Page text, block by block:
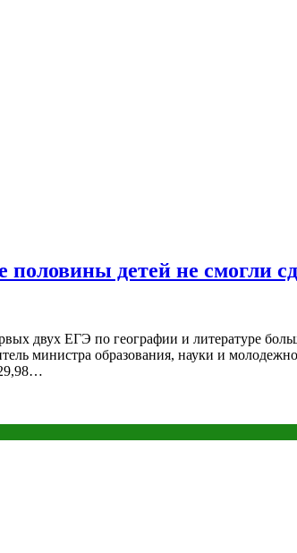
половины детей не смогли
двух ЕГЭ по географии и литературе
министра образования, науки и